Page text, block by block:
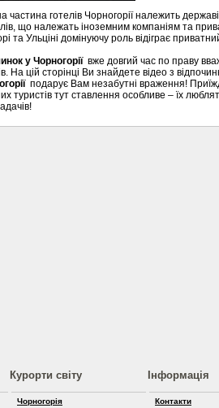
частина готелів Чорногорії належить
що належать іноземним компаніям та
та Ульціні домінуючу роль відіграє
у Чорногорії вже довгий час по праву
На цій сторінці Ви знайдете відео з
подарує Вам незабутні враження!
туристів тут ставлення особливе – їх
Курорти світу
Чорногорія
Інформація
Контакти